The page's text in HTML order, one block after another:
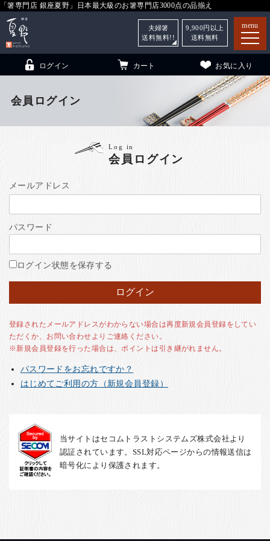
「箸専門店 銀座夏野」日本最大級のお箸専門店3000点の品揃え
menu
（贈答用・自宅用）
銀座夏野・箸長
ご利用ガイド
お客様の声
お知らせ
English
ログイン カート お気に入り
夫婦箸
送料無料!!
9,900 円以上
送料無料
会員ログイン
Log in
会員ログイン
メールアドレス
パスワード
ログイン状態を保存する
登録されたメールアドレスがわからない場合は再度新規会員登録をしてい
ただくか、お問い合わせよりご連絡ください。
※新規会員登録を行った場合は、ポイントは引き継がれません。
パスワードをお忘れですか？
はじめてご利用の方（新規会員登録）
当サイトはセコムトラストシステムズ株式会社より
認証されています。SSL対応ページからの情報送信は
暗号化により保護されます。